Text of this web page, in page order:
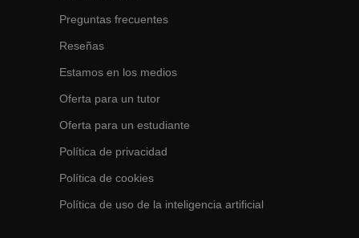
Preguntas frecuentes
Reseñas
Estamos en los medios
Oferta para un tutor
Oferta para un estudiante
Política de privacidad
Política de cookies
Política de uso de la inteligencia artificial